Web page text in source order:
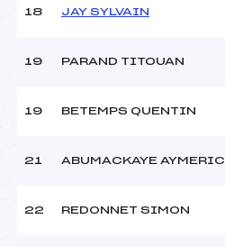
18 JAY SYLVAIN
19 PARAND TITOUAN
19 BETEMPS QUENTIN
21 ABUMACKAYE AYMERIC
22 REDONNET SIMON